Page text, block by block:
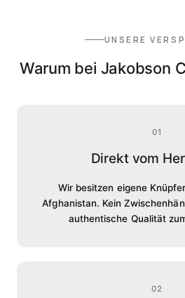
UNSERE
Warum bei Jakobson
01
Direkt vom
Wir besitzen eigene
Afghanistan. Kein
authentische Qualität
02